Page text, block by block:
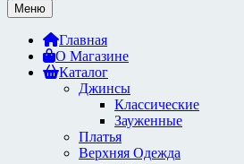
Меню
Главная
О Магазине
Каталог
Джинсы
Классические
Зауженные
Платья
Верхняя Одежда